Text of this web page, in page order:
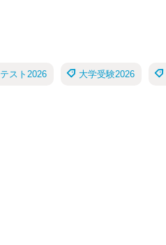
スト2026 大学受験2026